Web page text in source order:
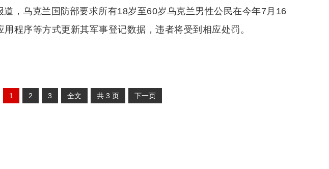
，乌克兰国防部要求所有18岁至60岁乌克兰男性公民在今年7月16
程序等方式更新其军事登记数据，违者将受到相应处罚。
1 2 3 全文 共 3 页 下一页